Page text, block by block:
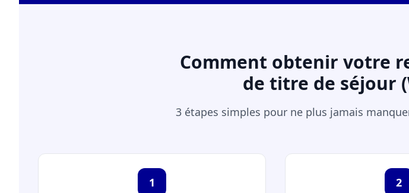
Comment obtenir votre
de titre de séjour
3 étapes simples pour ne plus jamais
1 2